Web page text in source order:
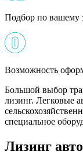
Подбор по вашему
Возможность
Большой выбор
лизинг. Легковые
специальное
Лизинг